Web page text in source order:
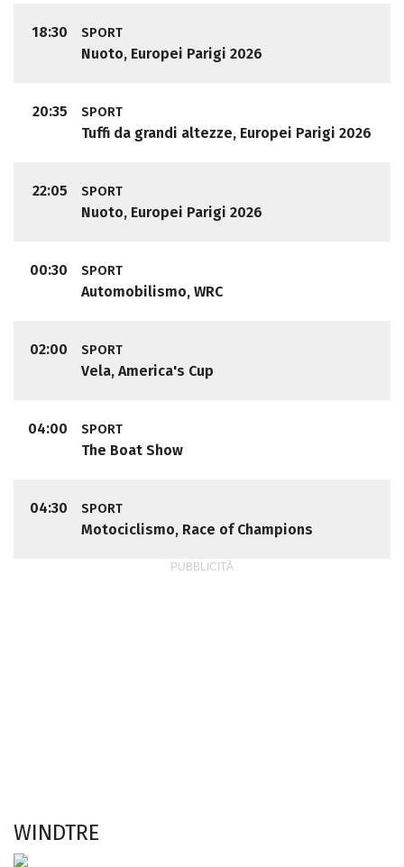
18:30 SPORT
Nuoto, Europei Parigi 2026
20:35 SPORT
Tuffi da grandi altezze, Europei Parigi 2026
22:05 SPORT
Nuoto, Europei Parigi 2026
00:30 SPORT
Automobilismo, WRC
02:00 SPORT
Vela, America's Cup
04:00 SPORT
The Boat Show
04:30 SPORT
Motociclismo, Race of Champions
WINDTRE